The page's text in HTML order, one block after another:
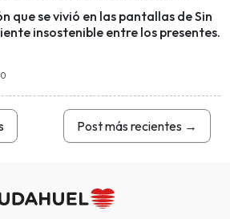
que se vivió en las pantallas de Sin
insostenible entre los presentes.
Post más recientes →